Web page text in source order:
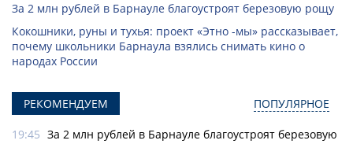
За 2 млн рублей в Барнауле благоустроят березовую рощу
Кокошники, руны и тухья: проект «Этно -мы» рассказывает,
почему школьники Барнаула взялись снимать кино о
народах России
РЕКОМЕНДУЕМ ПОПУЛЯРНОЕ
19:45 За 2 млн рублей в Барнауле благоустроят березовую